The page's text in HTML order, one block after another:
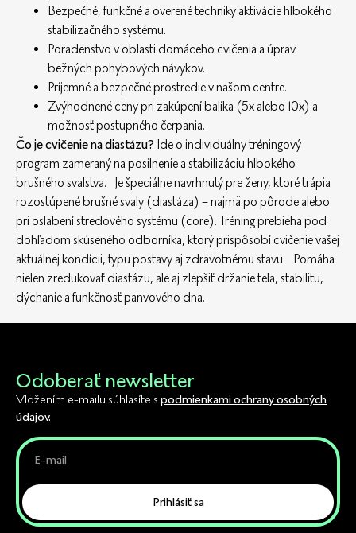
Bezpečné, funkčné a overené techniky aktivácie hlbokého
stabilizačného systému.
Poradenstvo v oblasti domáceho cvičenia a úprav
bežných pohybových návykov.
Príjemné a bezpečné prostredie v našom centre.
Zvýhodnené ceny pri zakúpení balíka (5x alebo 10x) a
možnosť postupného čerpania.
Čo je cvičenie na diastázu? Ide o individuálny tréningový
program zameraný na posilnenie a stabilizáciu hlbokého
brušného svalstva. Je špeciálne navrhnutý pre ženy, ktoré trápia
rozostúpené brušné svaly (diastáza) – najmä po pôrode alebo
pri oslabení stredového systému (core). Tréning prebieha pod
dohľadom skúseného odborníka, ktorý prispôsobí cvičenie vašej
aktuálnej kondícii, typu postavy aj zdravotnému stavu. Pomáha
nielen zredukovať diastázu, ale aj zlepšiť držanie tela, stabilitu,
dýchanie a funkčnosť panvového dna.
Odoberať newsletter
Vložením e-mailu súhlasíte s podmienkami ochrany osobných
údajov.
Prihlásiť sa